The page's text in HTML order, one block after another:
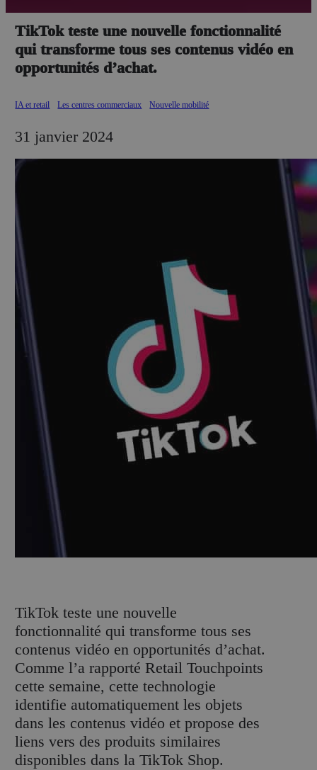
TikTok teste une nouvelle fonctionnalité
qui transforme tous ses contenus vidéo en
opportunités d’achat.
IA et retail Les centres commerciaux Nouvelle mobilité
31 janvier 2024
TikTok teste une nouvelle
fonctionnalité qui transforme tous ses
contenus vidéo en opportunités d’achat.
Comme l’a rapporté Retail Touchpoints
cette semaine, cette technologie
identifie automatiquement les objets
dans les contenus vidéo et propose des
liens vers des produits similaires
disponibles dans la TikTok Shop.